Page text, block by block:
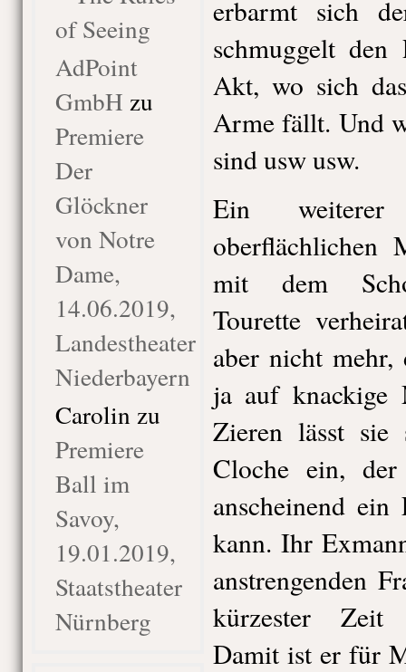
of Seeing
AdPoint
GmbH zu
Premiere
Der
Glöckner
von Notre
Dame,
14.06.2019,
Landestheater
Niederbayern
Carolin zu
Premiere
Ball im
Savoy,
19.01.2019,
Staatstheater
Nürnberg
erbarmt sich
schmuggelt
Akt, wo sich
Arme fällt. Und
sind usw usw.
Ein
oberflächlichen
mit dem
Tourette
aber nicht mehr,
ja auf knackige
Zieren lässt sie
Cloche ein,
anscheinend
kann. Ihr
anstrengenden
kürzester Zeit
Damit ist er für